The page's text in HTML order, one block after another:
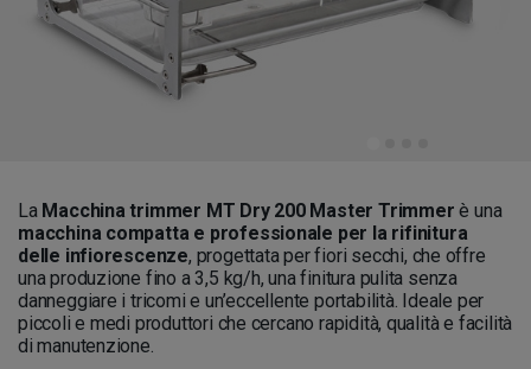
La Macchina trimmer MT Dry 200 Master Trimmer è una
macchina compatta e professionale per la rifinitura
delle infiorescenze, progettata per fiori secchi, che offre
una produzione fino a 3,5 kg/h, una finitura pulita senza
danneggiare i tricomi e un’eccellente portabilità. Ideale per
piccoli e medi produttori che cercano rapidità, qualità e facilità
di manutenzione.